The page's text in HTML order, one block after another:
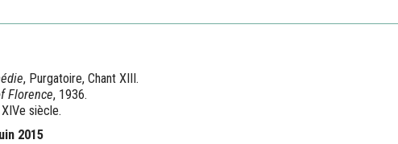
, Purgatoire, Chant XIII.
Florence, 1936.
siècle.
2015